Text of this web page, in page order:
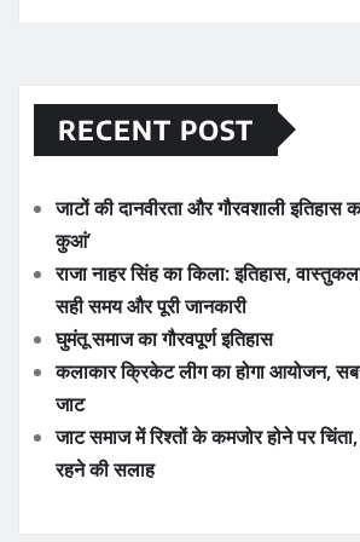
RECENT POST
जाटों की दानवीरता और गौरवशाली इतिहास
कुआं’
राजा नाहर सिंह का किला: इतिहास,
सही समय और पूरी जानकारी
घुमंतू समाज का गौरवपूर्ण इतिहास
कलाकार क्रिकेट लीग का होगा आयोजन,
जाट
जाट समाज में रिश्तों के कमजोर होने पर
रहने की सलाह